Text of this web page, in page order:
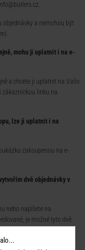
objednávky a nemohou být
mohu ji uplatnit i na e-
a chcete ji uplatnit na Vašo
linku na
lze ji uplatnit i na
zakoupenou na e-
dvě objednávky v
nebo napíšete na
je možné tyto dvě